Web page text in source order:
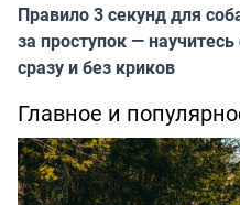
Правило 3 секунд для
за проступок —
сразу и без криков
Главное и